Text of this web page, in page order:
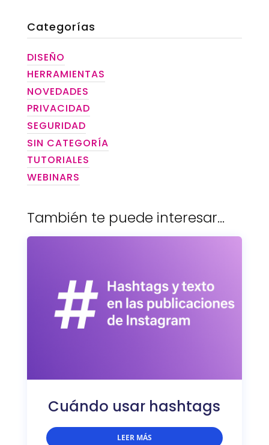
Categorías
DISEÑO
HERRAMIENTAS
NOVEDADES
PRIVACIDAD
SEGURIDAD
SIN CATEGORÍA
TUTORIALES
WEBINARS
También te puede interesar…
Cuándo usar hashtags
LEER MÁS